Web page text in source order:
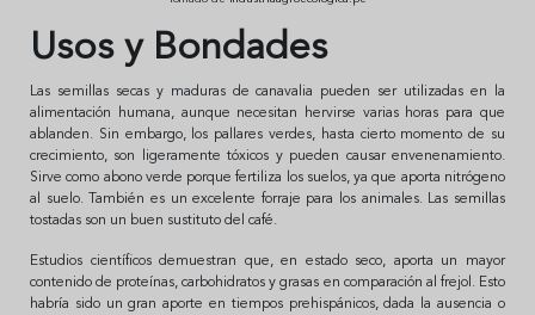
Usos y Bondades
Las semillas secas y maduras de canavalia pueden ser utilizadas en la
alimentación humana, aunque necesitan hervirse varias horas para que
ablanden. Sin embargo, los pallares verdes, hasta cierto momento de su
crecimiento, son ligeramente tóxicos y pueden causar envenenamiento.
Sirve como abono verde porque fertiliza los suelos, ya que aporta nitrógeno
al suelo. También es un excelente forraje para los animales. Las semillas
tostadas son un buen sustituto del café.
Estudios científicos demuestran que, en estado seco, aporta un mayor
contenido de proteínas, carbohidratos y grasas en comparación al frejol. Esto
habría sido un gran aporte en tiempos prehispánicos, dada la ausencia o